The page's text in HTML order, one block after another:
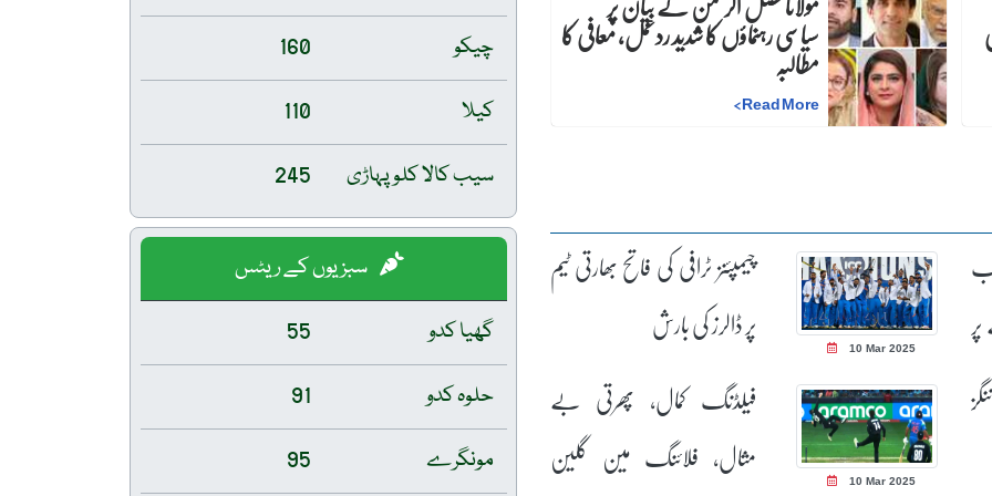
سیاسی رہنماؤں کا شدید ردعمل، معافی کا
مطالبہ
Read More
>
10 Mar 2025
چیمپئنز ٹرافی کی فاتح بھارتی ٹیم
پر ڈالرز کی بارش
10 Mar 2025
فیلڈنگ کمال، پھرتی بے
مثال، فلائنگ مین گلین
چیکو
160
کیلا
110
سیب کالا کلو پہاڑی
245
سبزیوں کے ریٹس
گھیا کدو
55
حلوہ کدو
91
مونگرے
95